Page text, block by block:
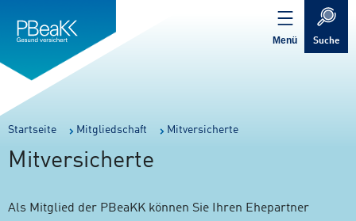
springen
springen
Verweis
zur
Menü Suche
Sie
sind
hier:
Startseite Mitgliedschaft Mitversicherte
Mitversicherte
Als Mitglied der PBeaKK können Sie Ihren Ehepartner